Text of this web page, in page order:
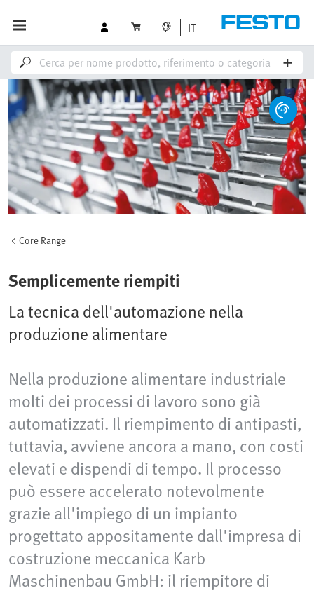
IT
Core Range
Semplicemente riempiti
La tecnica dell'automazione nella
produzione alimentare
Nella produzione alimentare industriale
molti dei processi di lavoro sono già
automatizzati. Il riempimento di antipasti,
tuttavia, avviene ancora a mano, con costi
elevati e dispendi di tempo. Il processo
può essere accelerato notevolmente
grazie all'impiego di un impianto
progettato appositamente dall'impresa di
costruzione meccanica Karb
Maschinenbau GmbH: il riempitore di